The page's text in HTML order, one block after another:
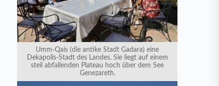
Umm-Qais (die antike Stadt Gadara) eine
Dekapolis-Stadt des Landes. Sie liegt auf einem
steil abfallenden Plateau hoch über dem See
Genezareth.